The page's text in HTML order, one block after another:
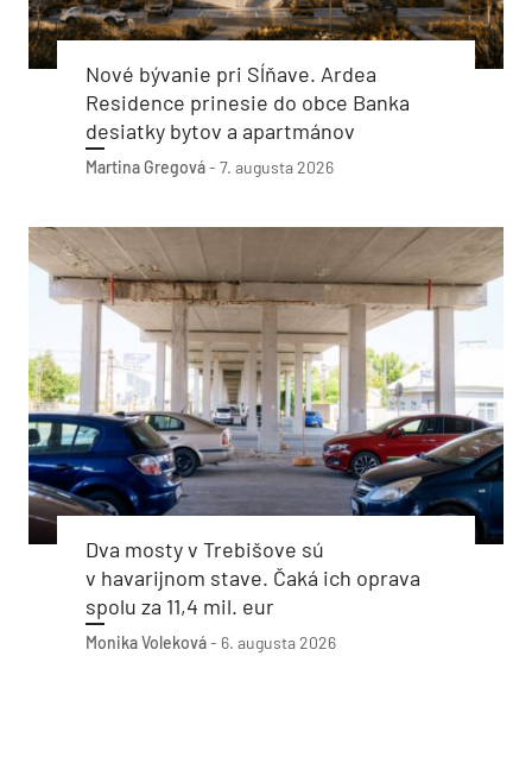
Nové bývanie pri Sĺňave. Ardea
Residence prinesie do obce Banka
desiatky bytov a apartmánov
Martina Gregová- 7. augusta 2026
Dva mosty v Trebišove sú
v havarijnom stave. Čaká ich oprava
spolu za 11,4 mil. eur
Monika Voleková- 6. augusta 2026